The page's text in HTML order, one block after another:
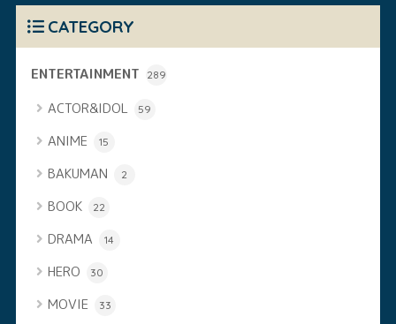
CATEGORY
ENTERTAINMENT 289
ACTOR&IDOL 59
ANIME 15
BAKUMAN 2
BOOK 22
DRAMA 14
HERO 30
MOVIE 33